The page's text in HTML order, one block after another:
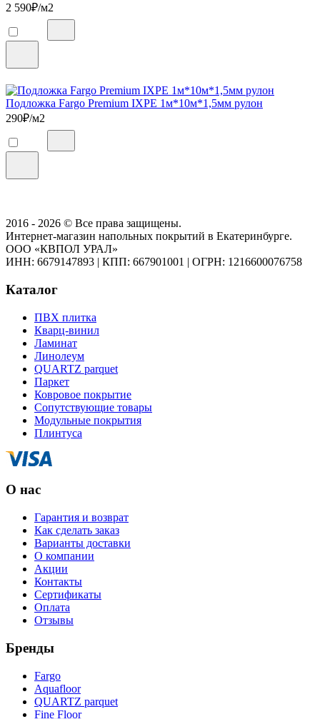
2 590₽/м2
Подложка Fargo Premium IXPE 1м*10м*1,5мм рулон
290₽/м2
2016 - 2026 © Все права защищены.
Интернет-магазин напольных покрытий в Екатеринбурге.
ООО «КВПОЛ УРАЛ»
ИНН: 6679147893 | КПП: 667901001 | ОГРН: 1216600076758
Каталог
ПВХ плитка
Кварц-винил
Ламинат
Линолеум
QUARTZ parquet
Паркет
Ковровое покрытие
Сопутствующие товары
Модульные покрытия
Плинтуса
О нас
Гарантия и возврат
Как сделать заказ
Варианты доставки
О компании
Акции
Контакты
Сертификаты
Оплата
Отзывы
Бренды
Fargo
Aquafloor
QUARTZ parquet
Fine Floor